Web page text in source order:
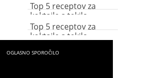
Top 5 receptov za
koktajle s tekilo
Top 5 receptov za
koktajle s tekilo